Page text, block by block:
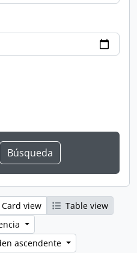
Card view
Table view
ascendente